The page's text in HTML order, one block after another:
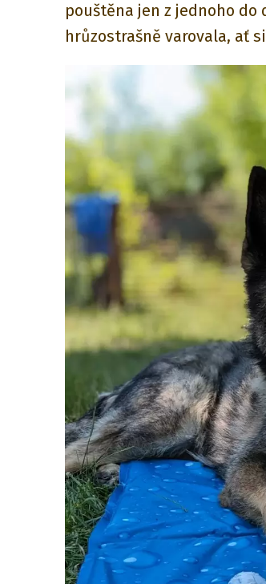
pouštěna jen z jednoho
hrůzostrašně varovala, ať